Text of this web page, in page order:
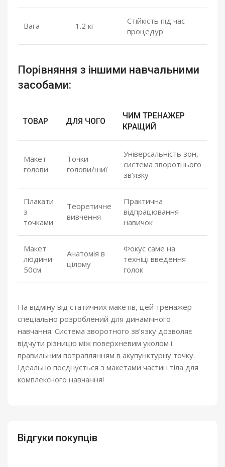
Вага 1.2 кг
Стійкість під час
процедур
Порівняння з іншими навчальними
засобами:
ТОВАР ДЛЯ ЧОГО
ЧИМ ТРЕНАЖЕР
КРАЩИЙ
Макет
голови
Точки
голови/шиї
Універсальність зон,
система зворотнього
зв’язку
Плакати
з
точками
Теоретичне
вивчення
Практична
відпрацювання
навичок
Макет
людини
50см
Анатомія в
цілому
Фокус саме на
техніці введення
голок
На відміну від статичних макетів, цей тренажер
спеціально розроблений для динамічного
навчання. Система зворотного зв’язку дозволяє
відчути різницю між поверхневим уколом і
правильним потраплянням в акупунктурну точку.
Ідеально поєднується з макетами частин тіла для
комплексного навчання!
Відгуки покупців